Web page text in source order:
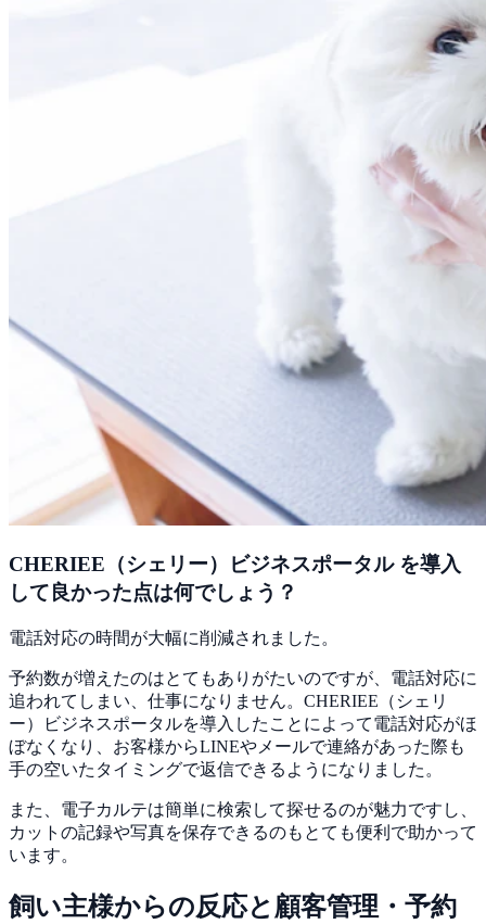
CHERIEE（シェリー）ビジネスポータル を導入
して良かった点は何でしょう？
電話対応の時間が大幅に削減されました。
予約数が増えたのはとてもありがたいのですが、電話対応に
追われてしまい、仕事になりません。CHERIEE（シェリ
ー）ビジネスポータルを導入したことによって電話対応がほ
ぼなくなり、お客様からLINEやメールで連絡があった際も
手の空いたタイミングで返信できるようになりました。
また、電子カルテは簡単に検索して探せるのが魅力ですし、
カットの記録や写真を保存できるのもとても便利 で助かって
います。
飼い主様からの反応と顧客管理・予約